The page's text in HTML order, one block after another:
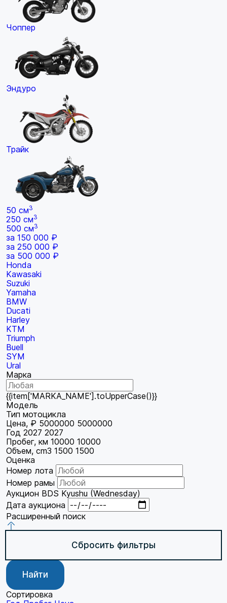
Чоппер
Эндуро
Трайк
50 см3
250 см3
500 см3
за 150 000 ₽
за 250 000 ₽
за 500 000 ₽
Honda
Kawasaki
Suzuki
Yamaha
BMW
Ducati
Harley
KTM
Triumph
Buell
SYM
Ural
Марка
{{item['MARKA_NAME'].toUpperCase()}}
Модель
Тип мотоцикла
Цена, ₽ 5000000 5000000
Год 2027 2027
Пробег, км 10000 10000
Объем, cm3 1500 1500
Оценка
Номер лота
Номер рамы
Аукцион BDS Kyushu (Wednesday)
Дата аукциона
Расширенный поиск
Сбросить фильтры
Найти
Сортировка